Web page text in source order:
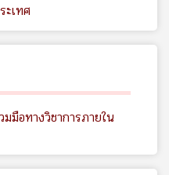
ะเทศ
มมือทางวิชาการภายใน